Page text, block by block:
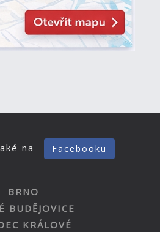
na Facebooku
BRNO
BUDĚJOVICE
KRÁLOVÉ